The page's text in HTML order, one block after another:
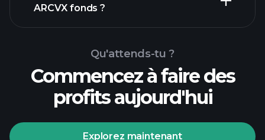
ARCVX fonds ?
Qu'attends-tu ?
Commencez à faire des
profits aujourd'hui
Explorez maintenant